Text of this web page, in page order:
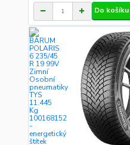
Do košíku